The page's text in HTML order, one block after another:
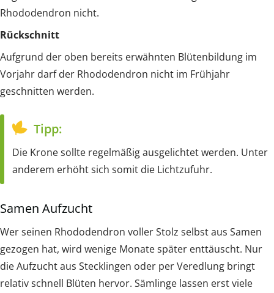
Rhododendron nicht.
Rückschnitt
Aufgrund der oben bereits erwähnten Blütenbildung im
Vorjahr darf der Rhododendron nicht im Frühjahr
geschnitten werden.
Tipp:
Die Krone sollte regelmäßig ausgelichtet werden. Unter
anderem erhöht sich somit die Lichtzufuhr.
Samen Aufzucht
Wer seinen Rhododendron voller Stolz selbst aus Samen
gezogen hat, wird wenige Monate später enttäuscht. Nur
die Aufzucht aus Stecklingen oder per Veredlung bringt
relativ schnell Blüten hervor. Sämlinge lassen erst viele